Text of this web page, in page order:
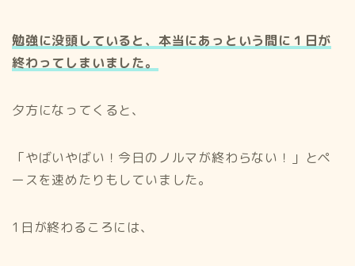
勉強に没頭していると、本当にあっという間に１日が
終わってしまいました。
夕方になってくると、
「やばいやばい！今日のノルマが終わらない！」とペ
ースを速めたりもしていました。
1日が終わるころには、